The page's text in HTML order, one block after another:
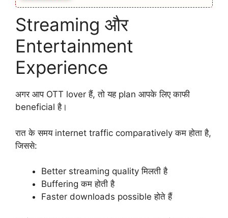
Streaming और
Entertainment
Experience
अगर आप OTT lover हैं, तो यह plan आपके लिए काफी
beneficial है।
रात के समय internet traffic comparatively कम होता है,
जिससे:
Better streaming quality मिलती है
Buffering कम होती है
Faster downloads possible होते हैं